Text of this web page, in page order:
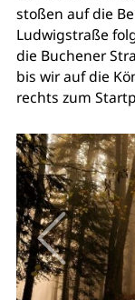
stoßen auf die
Ludwigstraße
die Buchener
bis wir auf die
rechts zum